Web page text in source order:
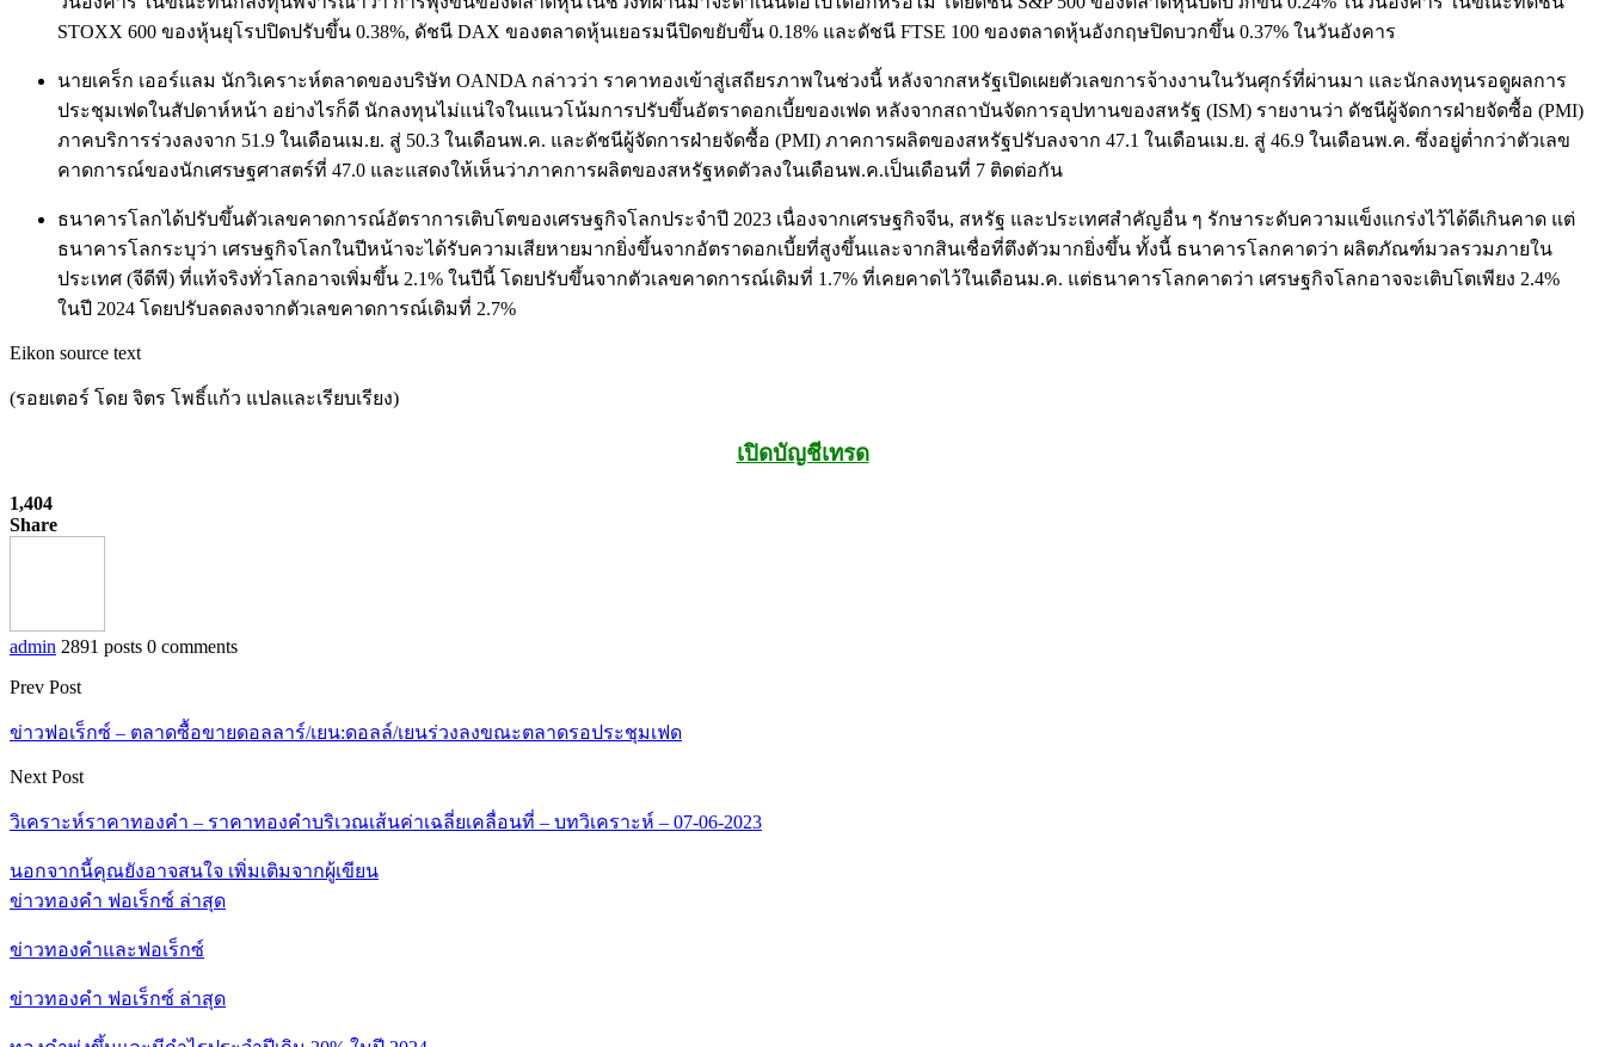
STOXX 600 ของหุ้นยุโรปปิดปรับขึ้น 0.38%, ดัชนี DAX ของตลาดหุ้นเยอรมนีปิดขยับขึ้น 0.18% และดัชนี FTSE 100 ของตลาดหุ้นอังกฤษปิดบวกขึ้น 0.37% ในวันอังคาร
นายเคร็ก เออร์แลม นักวิเคราะห์ตลาดของบริษัท OANDA กล่าวว่า ราคาทองเข้าสู่เสถียรภาพในช่วงนี้ หลังจากสหรัฐเปิดเผยตัวเลขการจ้างงานในวันศุกร์ที่ผ่านมา และนักลงทุนรอดูผลการ
ประชุมเฟดในสัปดาห์หน้า อย่างไรก็ดี นักลงทุนไม่แน่ใจในแนวโน้มการปรับขึ้นอัตราดอกเบี้ยของเฟด หลังจากสถาบันจัดการอุปทานของสหรัฐ (ISM) รายงานว่า ดัชนีผู้จัดการฝ่ายจัดซื้อ (PMI)
ภาคบริการร่วงลงจาก 51.9 ในเดือนเม.ย. สู่ 50.3 ในเดือนพ.ค. และดัชนีผู้จัดการฝ่ายจัดซื้อ (PMI) ภาคการผลิตของสหรัฐปรับลงจาก 47.1 ในเดือนเม.ย. สู่ 46.9 ในเดือนพ.ค. ซึ่งอยู่ต่ำกว่าตัวเลข
คาดการณ์ของนักเศรษฐศาสตร์ที่ 47.0 และแสดงให้เห็นว่าภาคการผลิตของสหรัฐหดตัวลงในเดือนพ.ค.เป็นเดือนที่ 7 ติดต่อกัน
ธนาคารโลกได้ปรับขึ้นตัวเลขคาดการณ์อัตราการเติบโตของเศรษฐกิจโลกประจำปี 2023 เนื่องจากเศรษฐกิจจีน, สหรัฐ และประเทศสำคัญอื่น ๆ รักษาระดับความแข็งแกร่งไว้ได้ดีเกินคาด แต่
ธนาคารโลกระบุว่า เศรษฐกิจโลกในปีหน้าจะได้รับความเสียหายมากยิ่งขึ้นจากอัตราดอกเบี้ยที่สูงขึ้นและจากสินเชื่อที่ตึงตัวมากยิ่งขึ้น ทั้งนี้ ธนาคารโลกคาดว่า ผลิตภัณฑ์มวลรวมภายใน
ประเทศ (จีดีพี) ที่แท้จริงทั่วโลกอาจเพิ่มขึ้น 2.1% ในปีนี้ โดยปรับขึ้นจากตัวเลขคาดการณ์เดิมที่ 1.7% ที่เคยคาดไว้ในเดือนม.ค. แต่ธนาคารโลกคาดว่า เศรษฐกิจโลกอาจจะเติบโตเพียง 2.4%
ในปี 2024 โดยปรับลดลงจากตัวเลขคาดการณ์เดิมที่ 2.7%
Eikon source text
(รอยเตอร์ โดย จิตร โพธิ์แก้ว แปลและเรียบเรียง)
เปิดบัญชีเทรด
1,404
Share
admin 2891 posts 0 comments
Prev Post
ข่าวฟอเร็กซ์ – ตลาดซื้อขายดอลลาร์/เยน:ดอลล์/เยนร่วงลงขณะตลาดรอประชุมเฟด
Next Post
วิเคราะห์ราคาทองคำ – ราคาทองคำบริเวณเส้นค่าเฉลี่ยเคลื่อนที่ – บทวิเคราะห์ – 07-06-2023
นอกจากนี้คุณยังอาจสนใจ เพิ่มเติมจากผู้เขียน
ข่าวทองคำ ฟอเร็กซ์ ล่าสุด
ข่าวทองคำและฟอเร็กซ์
ข่าวทองคำ ฟอเร็กซ์ ล่าสุด